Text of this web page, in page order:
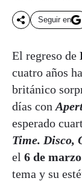
Seguir en
El regreso de
cuatro años
británico
días con
esperado
Time. Disco,
el 6 de marzo
tema y su